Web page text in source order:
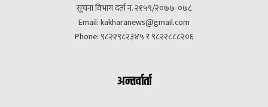
सूचना विभाग दर्ता नं. २१५९/२०७७-०७८
Email:kakharanews@gmail.com
Phone: ९८२२९८२३४५ र ९८२२८८८२०६
अन्तर्वार्ता